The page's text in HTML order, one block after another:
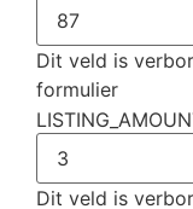
Dit veld is
formulier
Dit veld is